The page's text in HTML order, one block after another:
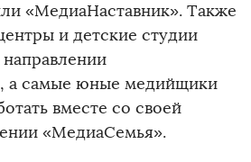
«МедиаНаставник». Также
и детские студии
а самые юные медийщики
вместе со своей
«МедиаСемья».